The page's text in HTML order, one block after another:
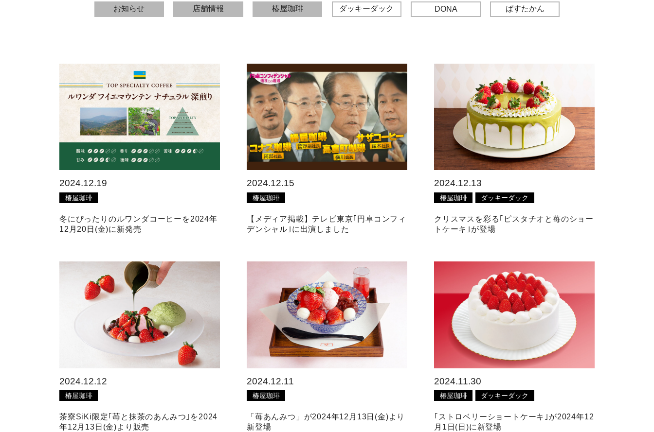
お知らせ 店舗情報 椿屋珈琲 ダッキーダック DONA ぱすたかん
2024.12.19
椿屋珈琲
冬にぴったりのルワンダコーヒーを2024年
12月20日(金)に新発売
2024.12.15
椿屋珈琲
【メディア掲載】テレビ東京｢円卓コンフィ
デンシャル｣に出演しました
2024.12.13
椿屋珈琲 ダッキーダック
クリスマスを彩る｢ピスタチオと苺のショー
トケーキ｣が登場
2024.12.12
椿屋珈琲
茶寮SiKi限定｢苺と抹茶のあんみつ｣を2024
年12月13日(金)より販売
2024.12.11
椿屋珈琲
「苺あんみつ」が2024年12月13日(金)より
新登場
2024.11.30
椿屋珈琲 ダッキーダック
｢ストロベリーショートケーキ｣が2024年12
月1日(日)に新登場